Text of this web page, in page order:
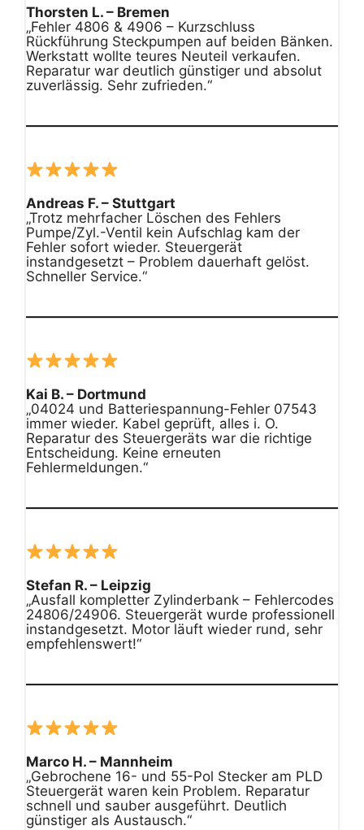
Thorsten L. – Bremen
„Fehler 4806 & 4906 – Kurzschluss
Rückführung Steckpumpen auf beiden Bänken.
Werkstatt wollte teures Neuteil verkaufen.
Reparatur war deutlich günstiger und absolut
zuverlässig. Sehr zufrieden.“
Andreas F. – Stuttgart
„Trotz mehrfacher Löschen des Fehlers
Pumpe/Zyl.-Ventil kein Aufschlag kam der
Fehler sofort wieder. Steuergerät
instandgesetzt – Problem dauerhaft gelöst.
Schneller Service.“
Kai B. – Dortmund
„04024 und Batteriespannung-Fehler 07543
immer wieder. Kabel geprüft, alles i. O.
Reparatur des Steuergeräts war die richtige
Entscheidung. Keine erneuten
Fehlermeldungen.“
Stefan R. – Leipzig
„Ausfall kompletter Zylinderbank – Fehlercodes
24806/24906. Steuergerät wurde professionell
instandgesetzt. Motor läuft wieder rund, sehr
empfehlenswert!“
Marco H. – Mannheim
„Gebrochene 16- und 55-Pol Stecker am PLD
Steuergerät waren kein Problem. Reparatur
schnell und sauber ausgeführt. Deutlich
günstiger als Austausch.“